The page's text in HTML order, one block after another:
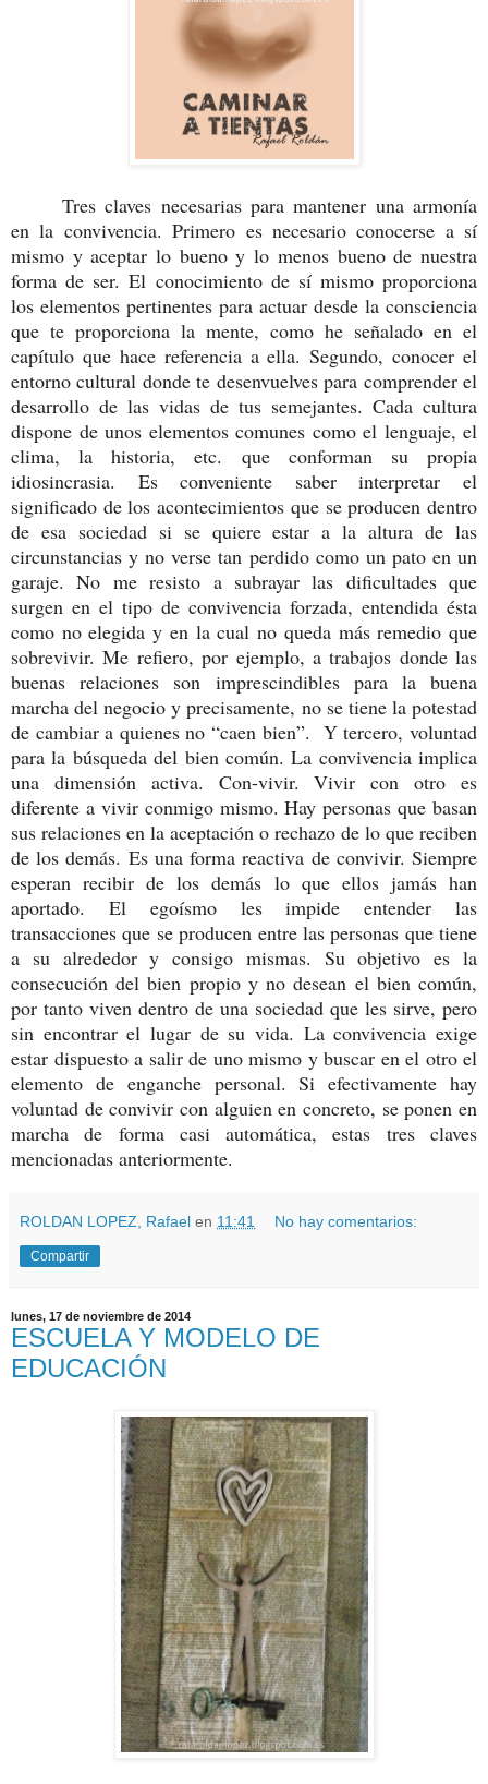
Tres claves necesarias para mantener una armonía
en la convivencia. Primero es necesario conocerse a sí
mismo y aceptar lo bueno y lo menos bueno de nuestra
forma de ser. El conocimiento de sí mismo proporciona
los elementos pertinentes para actuar desde la consciencia
que te proporciona la mente, como he señalado en el
capítulo que hace referencia a ella. Segundo, conocer el
entorno cultural donde te desenvuelves para comprender el
desarrollo de las vidas de tus semejantes. Cada cultura
dispone de unos elementos comunes como el lenguaje, el
clima, la historia, etc. que conforman su propia
idiosincrasia. Es conveniente saber interpretar el
significado de los acontecimientos que se producen dentro
de esa sociedad si se quiere estar a la altura de las
circunstancias y no verse tan perdido como un pato en un
garaje. No me resisto a subrayar las dificultades que
surgen en el tipo de convivencia forzada, entendida ésta
como no elegida y en la cual no queda más remedio que
sobrevivir. Me refiero, por ejemplo, a trabajos donde las
buenas relaciones son imprescindibles para la buena
marcha del negocio y precisamente, no se tiene la potestad
de cambiar a quienes no “caen bien”. Y tercero, voluntad
para la búsqueda del bien común. La convivencia implica
una dimensión activa. Con-vivir. Vivir con otro es
diferente a vivir conmigo mismo. Hay personas que basan
sus relaciones en la aceptación o rechazo de lo que reciben
de los demás. Es una forma reactiva de convivir. Siempre
esperan recibir de los demás lo que ellos jamás han
aportado. El egoísmo les impide entender las
transacciones que se producen entre las personas que tiene
a su alrededor y consigo mismas. Su objetivo es la
consecución del bien propio y no desean el bien común,
por tanto viven dentro de una sociedad que les sirve, pero
sin encontrar el lugar de su vida. La convivencia exige
estar dispuesto a salir de uno mismo y buscar en el otro el
elemento de enganche personal. Si efectivamente hay
voluntad de convivir con alguien en concreto, se ponen en
marcha de forma casi automática, estas tres claves
mencionadas anteriormente.
ROLDAN LOPEZ, Rafael en 11:41 No hay comentarios:
Compartir
lunes, 17 de noviembre de 2014
ESCUELA Y MODELO DE
EDUCACIÓN